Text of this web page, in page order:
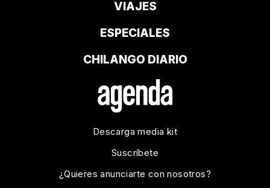
VIAJES
ESPECIALES
CHILANGO DIARIO
Descarga media kit
Suscríbete
¿Quieres anunciarte con nosotros?